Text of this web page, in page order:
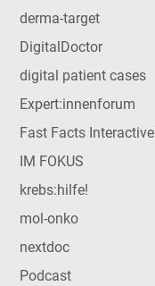
derma-target
DigitalDoctor
digital patient cases
Expert:innenforum
Fast Facts Interactive
IM FOKUS
krebs:hilfe!
mol-onko
nextdoc
Podcast